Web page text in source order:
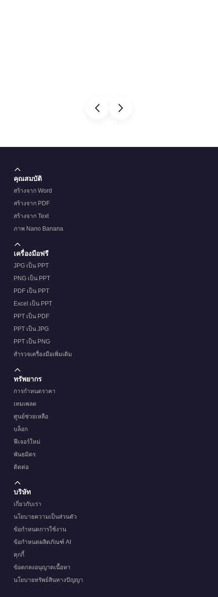
คุณสมบัติ
สร้างจาก Word
สร้างจาก PDF
สร้างจาก Text
ภาพ Nano Banana
เครื่องมือฟรี
JPG เป็น PPT
PNG เป็น PPT
PDF เป็น PPT
Excel เป็น PPT
PPT เป็น PDF
PPT เป็น JPG
PPT เป็น PNG
สำรวจเครื่องมือเพิ่มเติม
ทรัพยากร
การกำหนดราคา
เทมเพลต
ศูนย์ช่วยเหลือ
บล็อก
ฟีเจอร์ใหม่
พันธมิตร
ติดต่อ
บริษัท
เกี่ยวกับเรา
นโยบายความเป็นส่วนตัว
ข้อกำหนดการใช้งาน
ข้อกำหนดผลิตภัณฑ์ AI
คุกกี้
ข้อตกลงอนุญาตเนื้อหา
นโยบายทรัพย์สินทางปัญญา